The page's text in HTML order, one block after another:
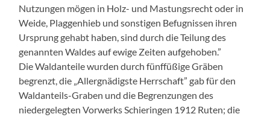
Nutzungen mögen in Holz- und Mastungsrecht oder in
Weide, Plaggenhieb und sonstigen Befugnissen ihren
Ursprung gehabt haben, sind durch die Teilung des
genannten Waldes auf ewige Zeiten aufgehoben.”
Die Waldanteile wurden durch fünffüßige Gräben
begrenzt, die „Allergnädigste Herrschaft” gab für den
Waldanteils-Graben und die Begrenzungen des
niedergelegten Vorwerks Schieringen 1912 Ruten; die